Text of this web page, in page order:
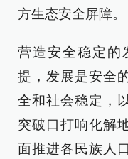
方生态安全屏障。
营造安全稳定的
提，发展是安全
全和社会稳定，
突破口打响化解
面推进各民族人